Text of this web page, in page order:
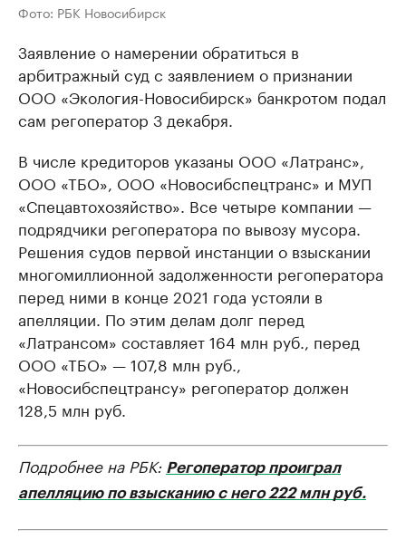
Фото: РБК Новосибирск
Заявление о намерении обратиться в
арбитражный суд с заявлением о признании
ООО «Экология-Новосибирск» банкротом подал
сам регоператор 3 декабря.
В числе кредиторов указаны ООО «Латранс»,
ООО «ТБО», ООО «Новосибспецтранс» и МУП
«Спецавтохозяйство». Все четыре компании —
подрядчики регоператора по вывозу мусора.
Решения судов первой инстанции о взыскании
многомиллионной задолженности регоператора
перед ними в конце 2021 года устояли в
апелляции. По этим делам долг перед
«Латрансом» составляет 164 млн руб., перед
ООО «ТБО» — 107,8 млн руб.,
«Новосибспецтрансу» регоператор должен
128,5 млн руб.
Подробнее на РБК: Регоператор проиграл
апелляцию по взысканию с него 222 млн руб.